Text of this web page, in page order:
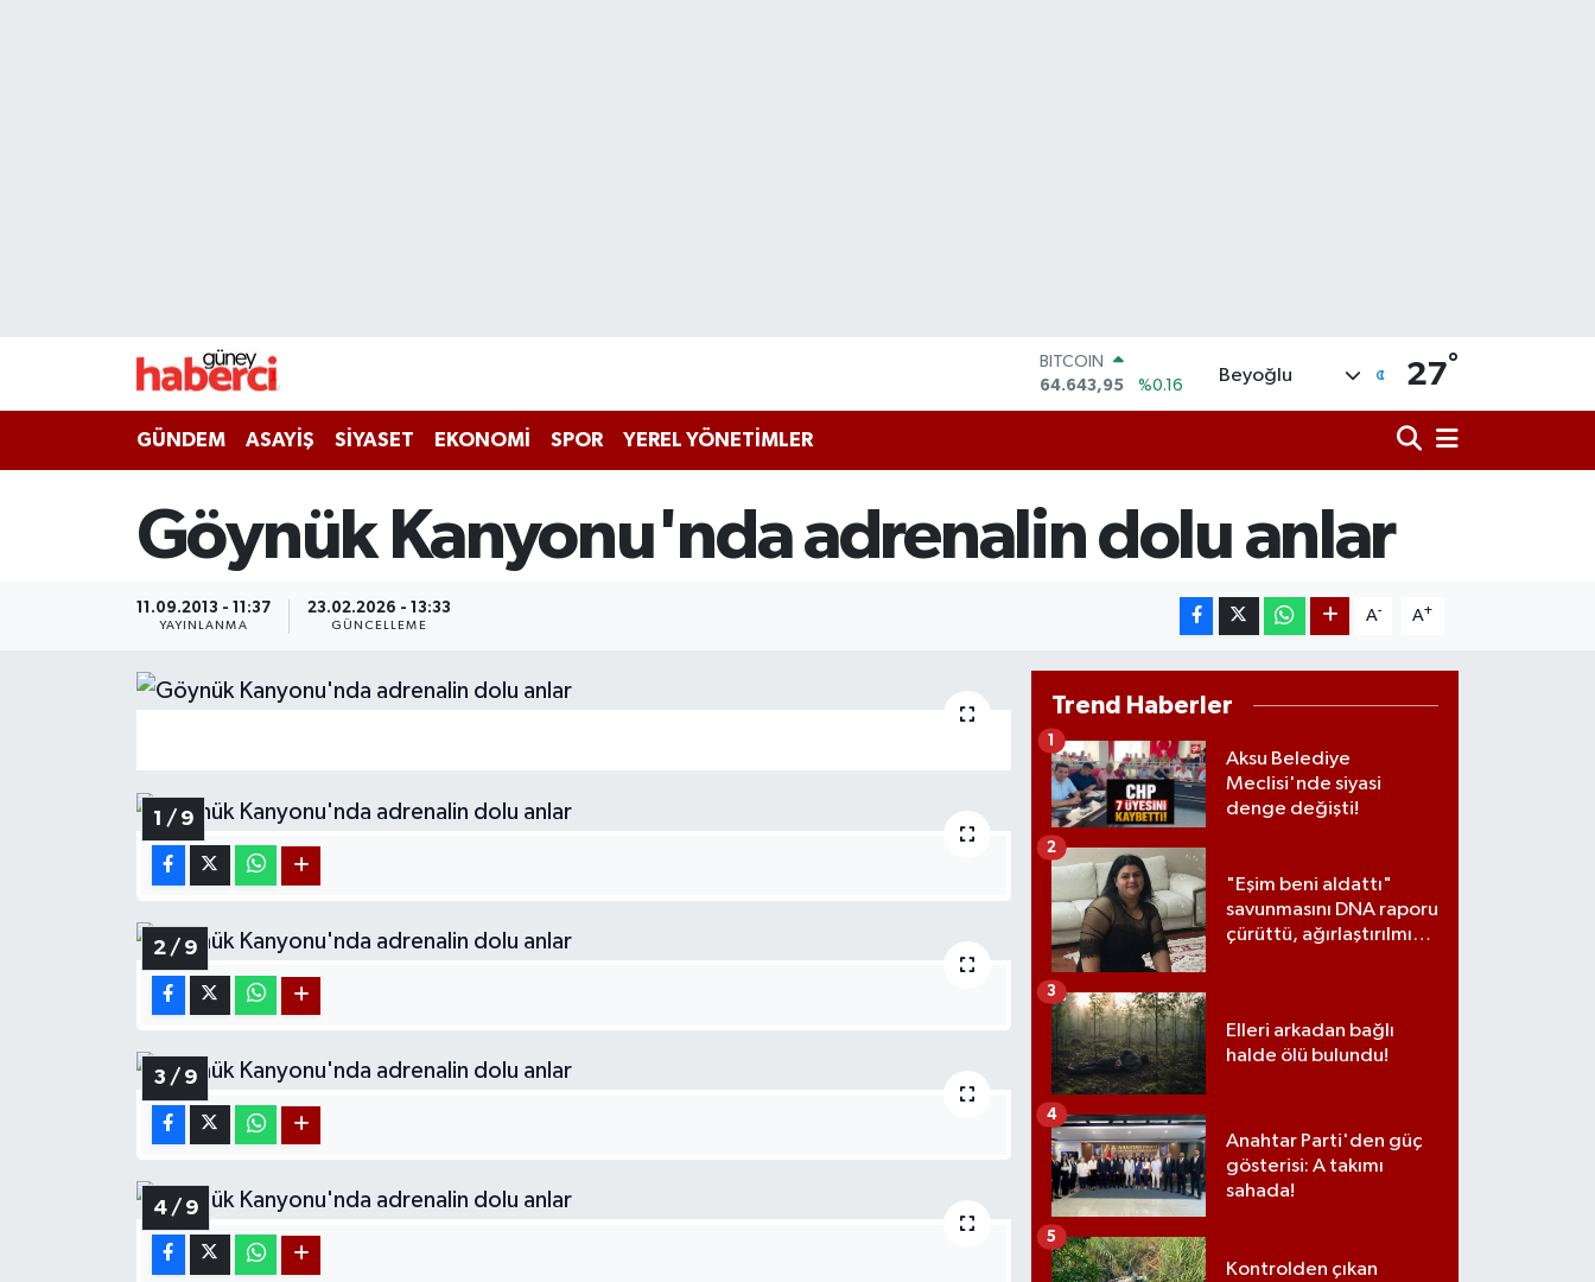
BITCOIN
64.643,95
%0.16
DOLAR
STERLİN
64,2143
%0
GRAM ALTIN
Beyoğlu 27°
GÜNDEM ASAYİŞ SİYASET EKONOMİ SPOR YEREL YÖNETİMLER
Göynük Kanyonu'nda adrenalin dolu anlar
11.09.2013 - 11:37
YAYINLANMA
23.02.2026 - 13:33
GÜNCELLEME
A- A+
1 / 9
2 / 9
3 / 9
4 / 9
Trend Haberler
Aksu Belediye
Meclisi'nde siyasi
denge değişti!
1
"Eşim beni aldattı"
savunmasını DNA raporu
çürüttü, ağırlaştırılmış
2
Elleri arkadan bağlı
halde ölü bulundu!
3
Anahtar Parti'den güç
gösterisi: A takımı
sahada!
4
Kontrolden çıkan
5
Haber Arşivi